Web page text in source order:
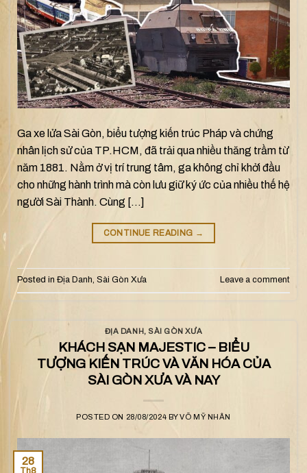
Ga xe lửa Sài Gòn, biểu tượng kiến trúc Pháp và chứng
nhân lịch sử của TP.HCM, đã trải qua nhiều thăng trầm từ
năm 1881. Nằm ở vị trí trung tâm, ga không chỉ khởi đầu
cho những hành trình mà còn lưu giữ ký ức của nhiều thế hệ
người Sài Thành. Cùng […]
CONTINUE READING →
Posted in Địa Danh, Sài Gòn Xưa Leave a comment
ĐỊA DANH, SÀI GÒN XƯA
KHÁCH SẠN MAJESTIC – BIỂU
TƯỢNG KIẾN TRÚC VÀ VĂN HÓA CỦA
SÀI GÒN XƯA VÀ NAY
POSTED ON 28/08/2024 BYVÕ MỸ NHÂN
28
Th8